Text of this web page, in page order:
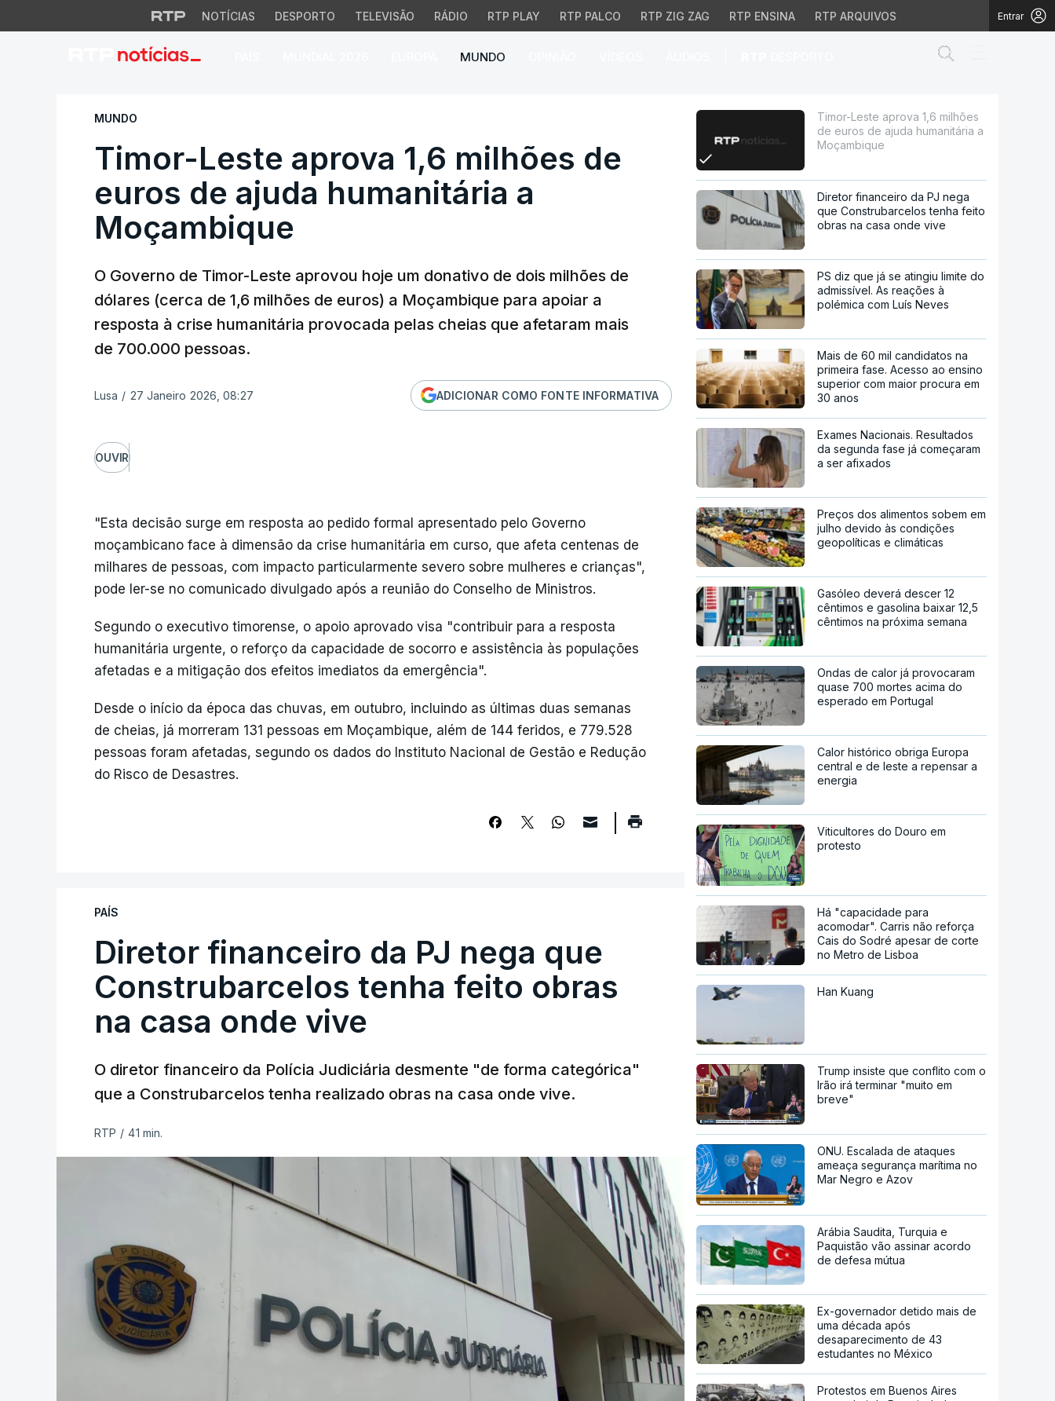
NOTÍCIAS DESPORTO TELEVISÃO RÁDIO RTP PLAY RTP PALCO RTP ZIG ZAG RTP ENSINA RTP ARQUIVOS Entrar
MUNDO
Timor-Leste aprova 1,6 milhões de euros de ajuda humanitária a
MUNDO
Timor-Leste aprova 1,6 milhões de
euros de ajuda humanitária a
Moçambique
O Governo de Timor-Leste aprovou hoje um donativo de dois milhões de
dólares (cerca de 1,6 milhões de euros) a Moçambique para apoiar a
resposta à crise humanitária provocada pelas cheias que afetaram mais
de 700.000 pessoas.
Lusa / 27 Janeiro 2026, 08:27 ADICIONAR COMO FONTE INFORMATIVA
OUVIR
"Esta decisão surge em resposta ao pedido formal apresentado pelo Governo
moçambicano face à dimensão da crise humanitária em curso, que afeta centenas de
milhares de pessoas, com impacto particularmente severo sobre mulheres e crianças",
pode ler-se no comunicado divulgado após a reunião do Conselho de Ministros.
Segundo o executivo timorense, o apoio aprovado visa "contribuir para a resposta
humanitária urgente, o reforço da capacidade de socorro e assistência às populações
afetadas e a mitigação dos efeitos imediatos da emergência".
Desde o início da época das chuvas, em outubro, incluindo as últimas duas semanas
de cheias, já morreram 131 pessoas em Moçambique, além de 144 feridos, e 779.528
pessoas foram afetadas, segundo os dados do Instituto Nacional de Gestão e Redução
do Risco de Desastres.
PAÍS
Diretor financeiro da PJ nega que
Construbarcelos tenha feito obras
na casa onde vive
O diretor financeiro da Polícia Judiciária desmente "de forma categórica"
que a Construbarcelos tenha realizado obras na casa onde vive.
RTP / 41 min.
Timor-Leste aprova 1,6 milhões
de euros de ajuda humanitária a
Moçambique
Diretor financeiro da PJ nega
que Construbarcelos tenha feito
obras na casa onde vive
PS diz que já se atingiu limite do
admissível. As reações à
polémica com Luís Neves
Mais de 60 mil candidatos na
primeira fase. Acesso ao ensino
superior com maior procura em
30 anos
Exames Nacionais. Resultados
da segunda fase já começaram
a ser afixados
Preços dos alimentos sobem em
julho devido às condições
geopolíticas e climáticas
Gasóleo deverá descer 12
cêntimos e gasolina baixar 12,5
cêntimos na próxima semana
Ondas de calor já provocaram
quase 700 mortes acima do
esperado em Portugal
Calor histórico obriga Europa
central e de leste a repensar a
energia
Viticultores do Douro em
protesto
Há "capacidade para
acomodar". Carris não reforça
Cais do Sodré apesar de corte
no Metro de Lisboa
Han Kuang
Trump insiste que conflito com o
Irão irá terminar "muito em
breve"
ONU. Escalada de ataques
ameaça segurança marítima no
Mar Negro e Azov
Arábia Saudita, Turquia e
Paquistão vão assinar acordo
de defesa mútua
Ex-governador detido mais de
uma década após
desaparecimento de 43
estudantes no México
Protestos em Buenos Aires